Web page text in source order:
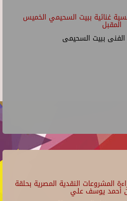
غنائية ببيت السحيمي الخميس
المقبل
الفنى ببيت السحيمى
المشروعات النقدية المصرية بحلقة
أحمد يوسف علي